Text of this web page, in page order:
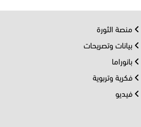
منصة الثورة
بيانات وتصريحات
بانوراما
فكرية وتربوية
فيديو